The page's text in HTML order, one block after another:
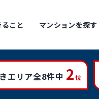
こと マンションを探す
エリア全8件中 2位